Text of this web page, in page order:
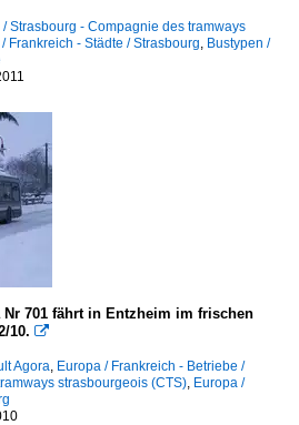
Strasbourg - Compagnie des tramways
Frankreich - Städte / Strasbourg, Bustypen /
Nr 701 fährt in Entzheim im frischen
10. 
Agora, Europa / Frankreich - Betriebe /
strasbourgeois (CTS), Europa /